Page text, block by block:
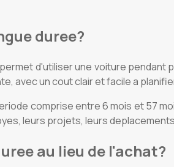
duree?
d'utiliser une voiture
avec un cout clair et facile a
comprise entre 6 mois et 57
leurs projets, leurs
au lieu de l'achat?